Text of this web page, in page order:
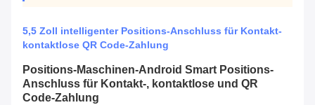
5,5 Zoll intelligenter Positions-Anschluss für Kontakt-
kontaktlose QR Code-Zahlung
Positions-Maschinen-Android Smart Positions-
Anschluss für Kontakt-, kontaktlose und QR
Code-Zahlung